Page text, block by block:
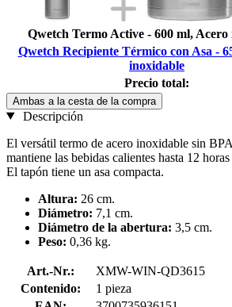
Qwetch Termo Active - 600 ml, Acero
Qwetch Recipiente Térmico con Asa -
inoxidable
Precio total:
Ambas a la cesta de la compra
Descripción
El versátil termo de acero inoxidable sin
mantiene las bebidas calientes hasta 12
El tapón tiene un asa compacta.
Altura: 26 cm.
Diámetro: 7,1 cm.
Diámetro de la abertura: 3,5 cm.
Peso: 0,36 kg.
Art.-Nr.:
XMW-WIN-QD3615
Contenido:
1 pieza